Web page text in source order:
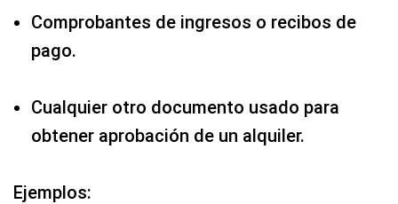
Comprobantes de ingresos o recibos de
pago.
Cualquier otro documento usado para
obtener aprobación de un alquiler.
Ejemplos: